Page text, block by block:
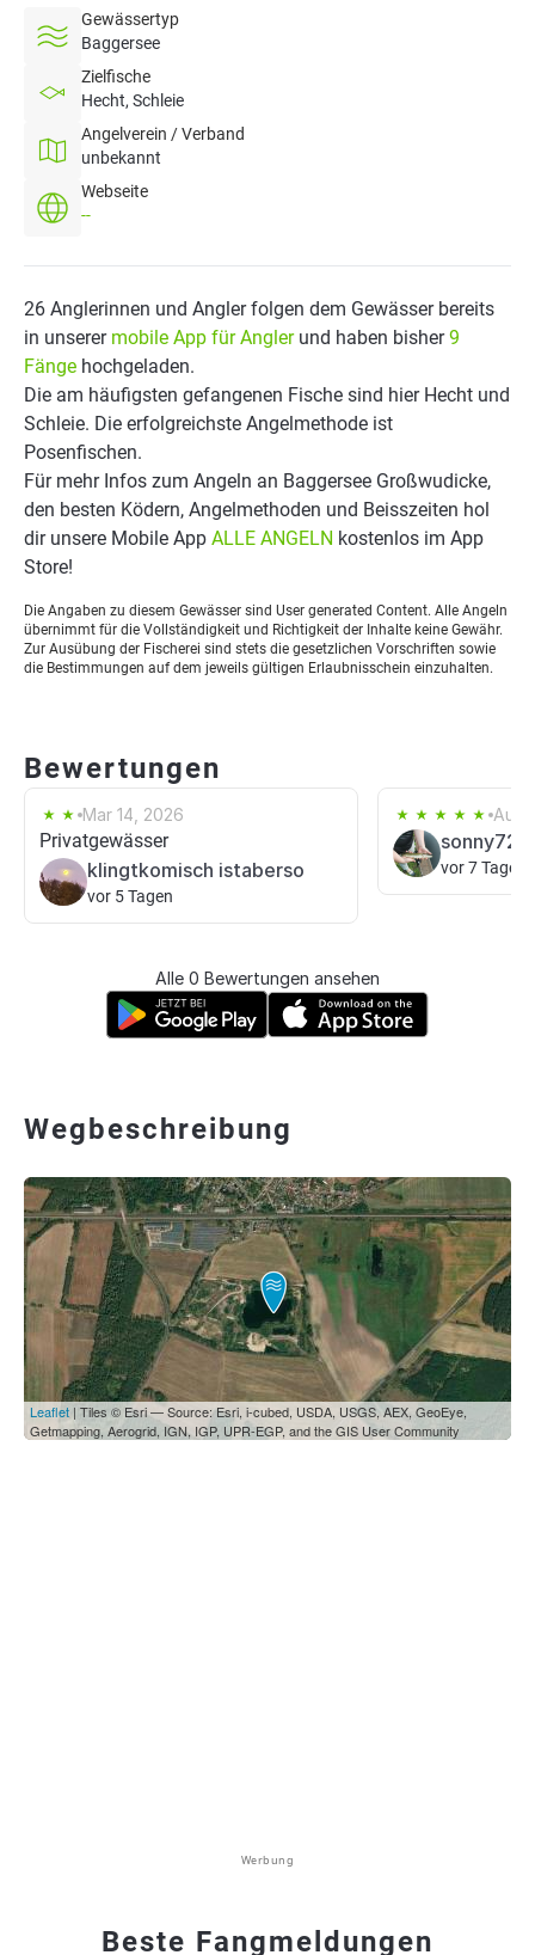
Gewässertyp
Baggersee
Zielfische
Hecht, Schleie
Angelverein / Verband
unbekannt
Webseite
--
26 Anglerinnen und Angler folgen dem Gewässer bereits
in unserer mobile App für Anglerund haben bisher9
Fänge hochgeladen.
Die am häufigsten gefangenen Fische sind hier Hecht und
Schleie. Die erfolgreichste Angelmethode ist
Posenfischen.
Für mehr Infos zum Angeln an Baggersee Großwudicke,
den besten Ködern, Angelmethoden und Beisszeiten hol
dir unsere Mobile App ALLE ANGELN kostenlos im App
Store!
Die Angaben zu diesem Gewässer sind User generated Content. Alle Angeln
übernimmt für die Vollständigkeit und Richtigkeit der Inhalte keine Gewähr.
Zur Ausübung der Fischerei sind stets die gesetzlichen Vorschriften sowie
die Bestimmungen auf dem jeweils gültigen Erlaubnisschein einzuhalten.
Bewertungen
Mar 14, 2026
Privatgewässer
klingtkomisch istaberso
vor 5 Tagen
Aug
sonny72
vor 7 Tagen
Alle 0 Bewertungen ansehen
Wegbeschreibung
Leaflet | Tiles © Esri — Source: Esri, i-cubed, USDA, USGS, AEX, GeoEye,
Getmapping, Aerogrid, IGN, IGP, UPR-EGP, and the GIS User Community
Werbung
Beste Fangmeldungen